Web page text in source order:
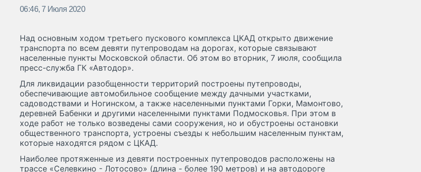
06:46, 7 Июля 2020
Над основным ходом третьего пускового комплекса ЦКАД открыто движение
транспорта по всем девяти путепроводам на дорогах, которые связывают
населенные пункты Московской области. Об этом во вторник, 7 июля, сообщила
пресс-служба ГК «Автодор».
Для ликвидации разобщенности территорий построены путепроводы,
обеспечивающие автомобильное сообщение между дачными участками,
садоводствами и Ногинском, а также населенными пунктами Горки, Мамонтово,
деревней Бабенки и другими населенными пунктами Подмосковья. При этом в
ходе работ не только возведены сами сооружения, но и обустроены остановки
общественного транспорта, устроены съезды к небольшим населенным пунктам,
которые находятся рядом с ЦКАД.
Наиболее протяженные из девяти построенных путепроводов расположены на
трассе «Селевкино - Лотосово» (длина - более 190 метров) и на автодороге